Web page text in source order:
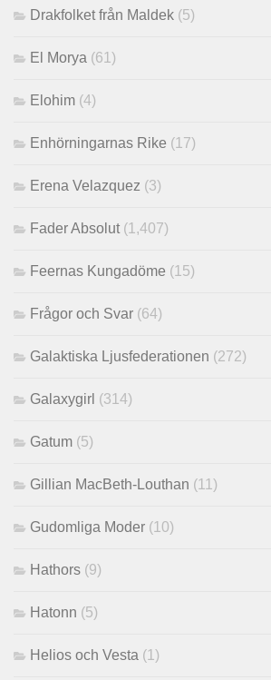
Drakfolket från Maldek (5)
El Morya (61)
Elohim (4)
Enhörningarnas Rike (17)
Erena Velazquez (3)
Fader Absolut(1,407)
Feernas Kungadöme (15)
Frågor och Svar (64)
Galaktiska Ljusfederationen (272)
Galaxygirl (314)
Gatum (5)
Gillian MacBeth-Louthan (11)
Gudomliga Moder (10)
Hathors (9)
Hatonn (5)
Helios och Vesta (1)